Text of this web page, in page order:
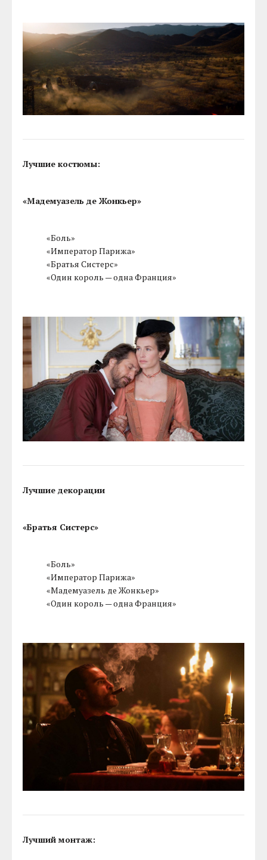
Лучшие костюмы:
«Мадемуазель де Жонкьер»
«Боль»
«Император Парижа»
«Братья Систерс»
«Один король — одна Франция»
Лучшие декорации
«Братья Систерс»
«Боль»
«Император Парижа»
«Мадемуазель де Жонкьер»
«Один король — одна Франция»
Лучший монтаж: